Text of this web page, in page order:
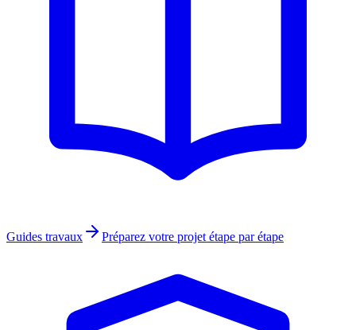
Guides travaux Préparez votre projet étape par étape